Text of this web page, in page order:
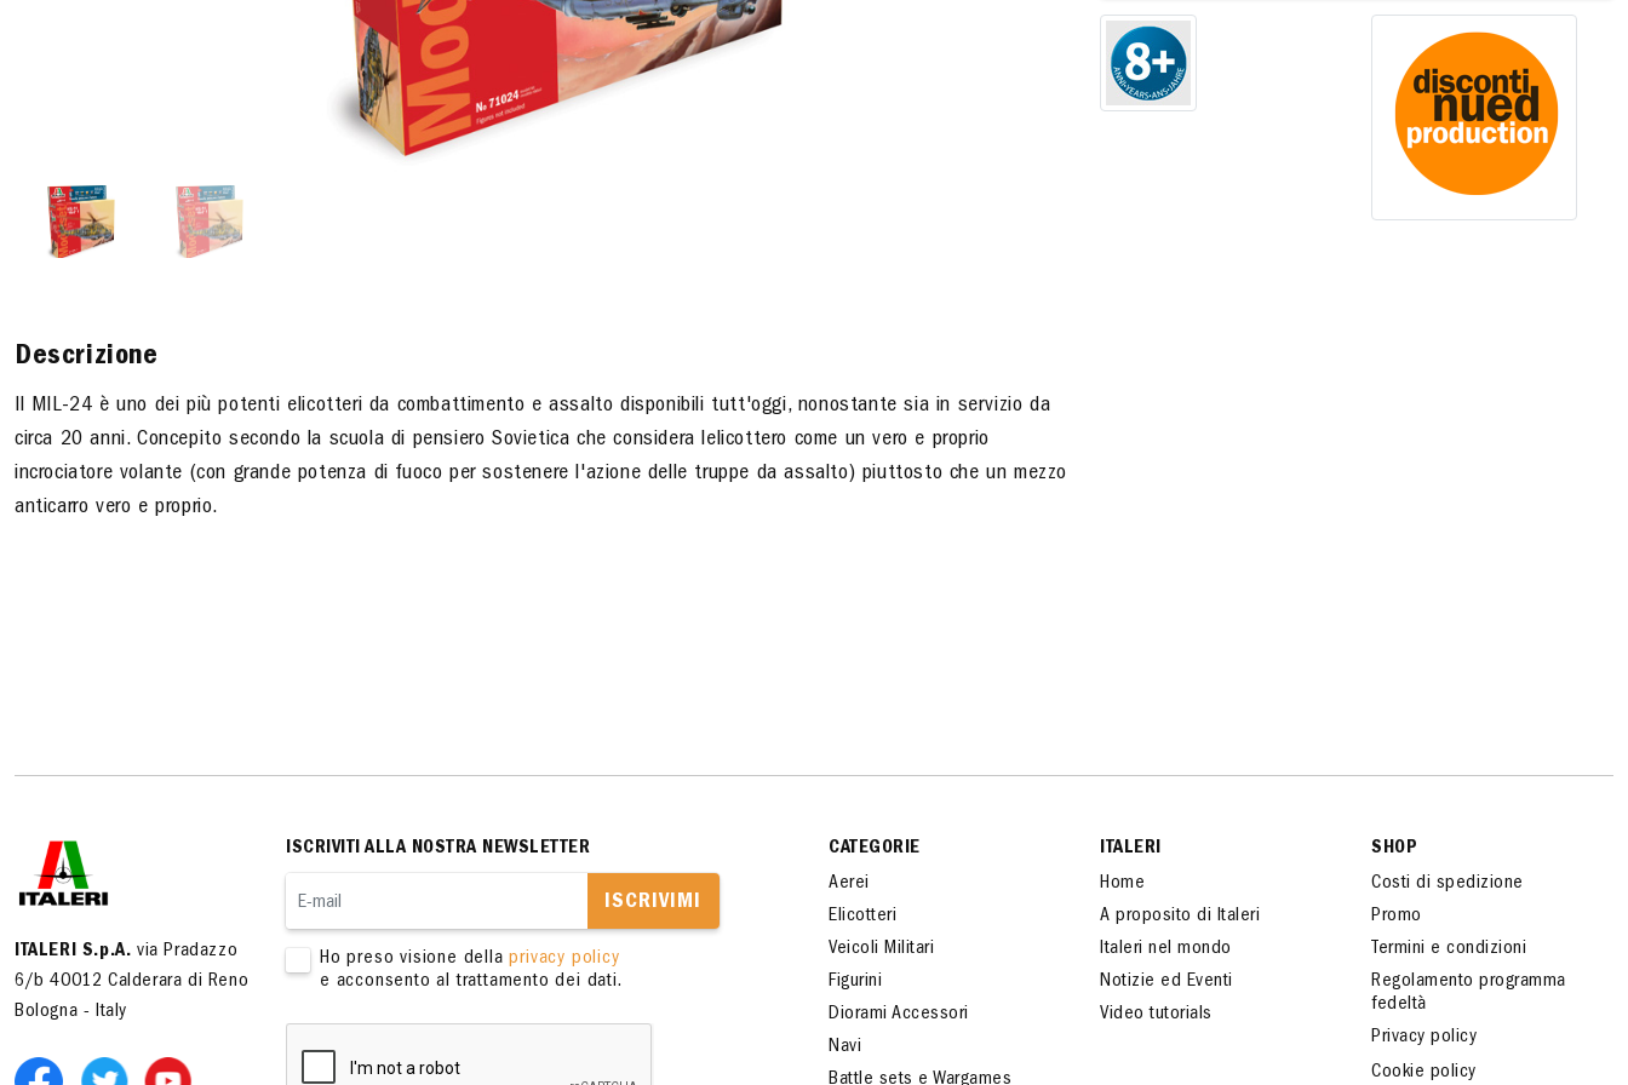
Descrizione
Il MIL-24 è uno dei più potenti elicotteri da combattimento e assalto disponibili tutt'oggi, nonostante sia in servizio da
circa 20 anni. Concepito secondo la scuola di pensiero Sovietica che considera lelicottero come un vero e proprio
incrociatore volante (con grande potenza di fuoco per sostenere l'azione delle truppe da assalto) piuttosto che un mezzo
anticarro vero e proprio.
ITALERI S.p.A. via Pradazzo
6/b 40012 Calderara di Reno
Bologna - Italy
ISCRIVITI ALLA NOSTRA NEWSLETTER
ISCRIVIMI
Ho preso visione dellaprivacy policy
e acconsento al trattamento dei dati.
CATEGORIE
Aerei
Elicotteri
Veicoli Militari
Figurini
Diorami Accessori
Navi
Battle sets e Wargames
ITALERI
Home
A proposito di Italeri
Italeri nel mondo
Notizie ed Eventi
Video tutorials
SHOP
Costi di spedizione
Promo
Termini e condizioni
Regolamento programma
fedeltà
Privacy policy
Cookie policy